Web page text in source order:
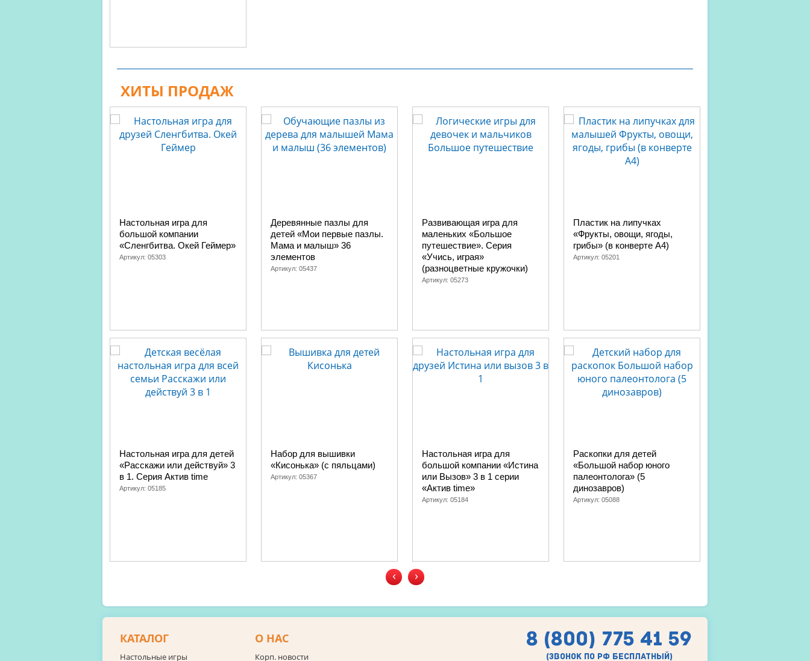
ХИТЫ ПРОДАЖ
Настольная игра для
большой компании
«Сленгбитва. Окей Геймер»
Артикул: 05303
Настольная игра для детей
«Расскажи или действуй» 3
в 1. Серия Актив time
Артикул: 05185
Деревянные пазлы для
детей «Мои первые пазлы.
Мама и малыш» 36
элементов
Артикул: 05437
Набор для вышивки
«Кисонька» (с пяльцами)
Артикул: 05367
Развивающая игра для
маленьких «Большое
путешествие». Серия
«Учись, играя»
(разноцветные кружочки)
Артикул: 05273
Настольная игра для
большой компании «Истина
или Вызов» 3 в 1 серии
«Актив time»
Артикул: 05184
Пластик на липучках
«Фрукты, овощи, ягоды,
грибы» (в конверте A4)
Артикул: 05201
Раскопки для детей
«Большой набор юного
палеонтолога» (5
динозавров)
Артикул: 05088
‹ ›
КАТАЛОГ
Настольные игры
О НАС
Корп. новости
8 (800) 775 41 59
(звонок по рф бесплатный)